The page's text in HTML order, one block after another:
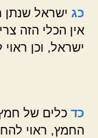
כג ישראל שנתן
אין הכלי הזה
ישראל, וכן ראוי
כד כלים של
החמץ, ראוי